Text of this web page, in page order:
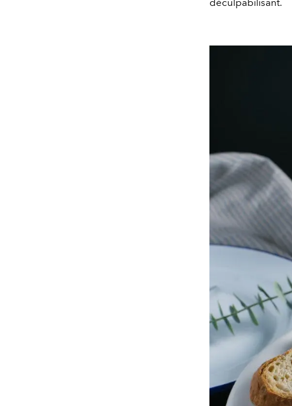
déculpabilisant.